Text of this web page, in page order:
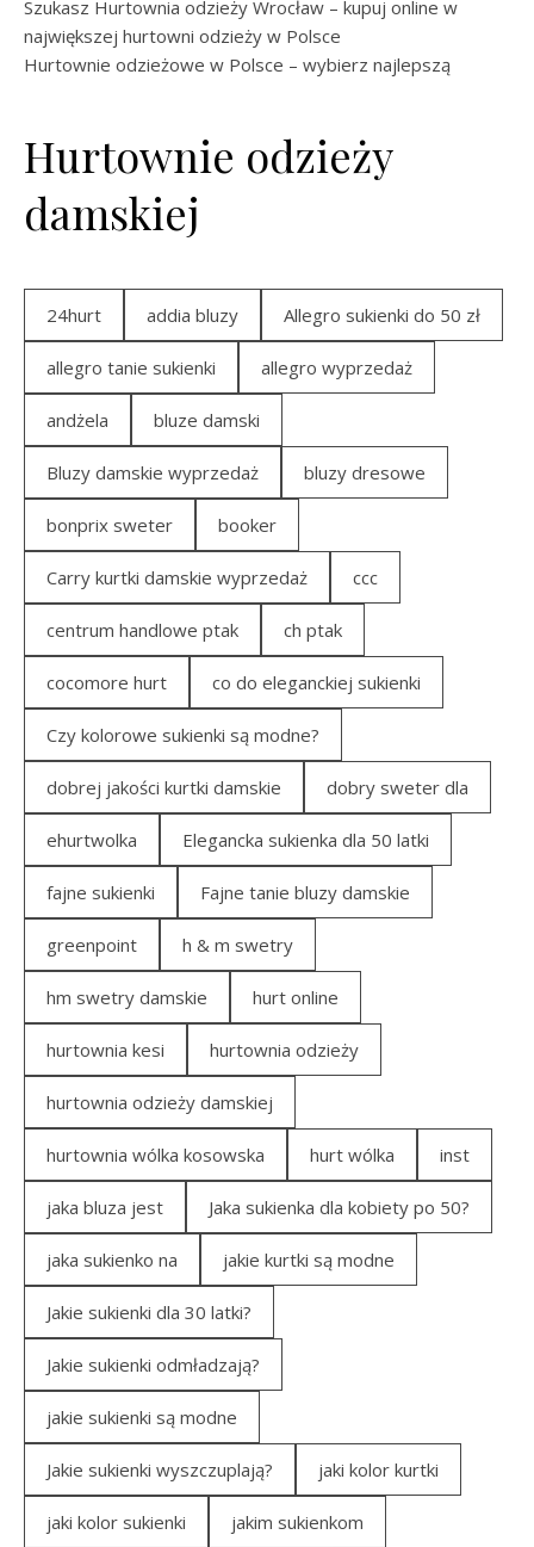
Szukasz Hurtownia odzieży Wrocław – kupuj online w
największej hurtowni odzieży w Polsce
Hurtownie odzieżowe w Polsce – wybierz najlepszą
Hurtownie odzieży
damskiej
24hurt addia bluzy Allegro sukienki do 50 zł
allegro tanie sukienki allegro wyprzedaż
andżela bluze damski
Bluzy damskie wyprzedaż bluzy dresowe
bonprix sweter booker
Carry kurtki damskie wyprzedaż ccc
centrum handlowe ptak ch ptak
cocomore hurt co do eleganckiej sukienki
Czy kolorowe sukienki są modne?
dobrej jakości kurtki damskie dobry sweter dla
ehurtwolka Elegancka sukienka dla 50 latki
fajne sukienki Fajne tanie bluzy damskie
greenpoint h & m swetry
hm swetry damskie hurt online
hurtownia kesi hurtownia odzieży
hurtownia odzieży damskiej
hurtownia wólka kosowska hurt wólka inst
jaka bluza jest Jaka sukienka dla kobiety po 50?
jaka sukienko na jakie kurtki są modne
Jakie sukienki dla 30 latki?
Jakie sukienki odmładzają?
jakie sukienki są modne
Jakie sukienki wyszczuplają? jaki kolor kurtki
jaki kolor sukienki jakim sukienkom